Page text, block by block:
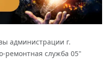
администрации г.
ремонтная служба 05"